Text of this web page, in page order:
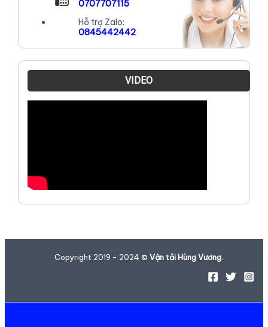
0707707115
Hỗ trợ Zalo:
0845442442
VIDEO
Copyright 2019 - 2024 © Vận tải Hùng Vương.